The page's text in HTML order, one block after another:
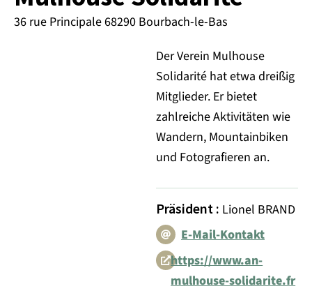
36 rue Principale 68290 Bourbach-le-Bas
Der Verein Mulhouse
Solidarité hat etwa dreißig
Mitglieder. Er bietet
zahlreiche Aktivitäten wie
Wandern, Mountainbiken
und Fotografieren an.
Präsident : Lionel BRAND
E-Mail-Kontakt
https://www.an-
mulhouse-solidarite.fr